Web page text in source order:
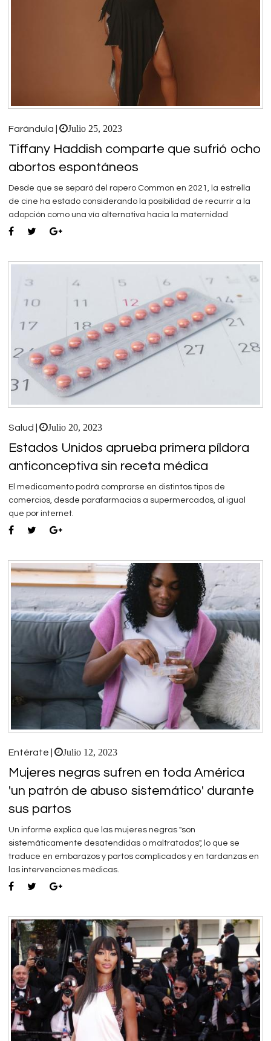
Farándula | Julio 25, 2023
Tiffany Haddish comparte que sufrió ocho
abortos espontáneos
Desde que se separó del rapero Common en 2021, la estrella
de cine ha estado considerando la posibilidad de recurrir a la
adopción como una vía alternativa hacia la maternidad
Salud | Julio 20, 2023
Estados Unidos aprueba primera píldora
anticonceptiva sin receta médica
El medicamento podrá comprarse en distintos tipos de
comercios, desde parafarmacias a supermercados, al igual
que por internet.
Entérate | Julio 12, 2023
Mujeres negras sufren en toda América
'un patrón de abuso sistemático' durante
sus partos
Un informe explica que las mujeres negras "son
sistemáticamente desatendidas o maltratadas", lo que se
traduce en embarazos y partos complicados y en tardanzas en
las intervenciones médicas.